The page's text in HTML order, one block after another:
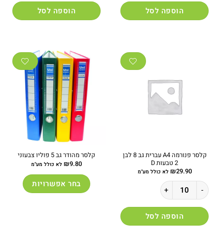
הוספה לסל הוספה לסל
קלסר פנורמה A4 עברית גב 8 לבן
2 טבעות D
₪29.90 לא כולל מע"מ
כמות של קלסר פנורמה A4 עברית גב 8 לבן 2 טבעות D
הוספה לסל
קלסר מהודר גב 5 פוליו צבעוני
₪9.80 לא כולל מע"מ
בחר אפשרויות